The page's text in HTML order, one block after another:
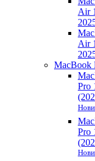
Air
Air
MacBook
Pro
Pro